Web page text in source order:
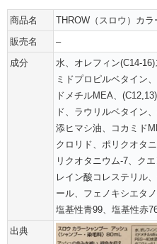
商品名
THROW（スロウ）カ
販売名
–
成分
水、オレフィン(C14-
ミドプロピルベタイン
ドメチルMEA、
ド、ラウリルベタイン
添ヒマシ油、コカミド
クロリド、ポリクオタ
リクオタニウム-7、ク
レイン酸コレステリル
ール、フェノキシエタ
塩基性青99、塩基性赤
出典